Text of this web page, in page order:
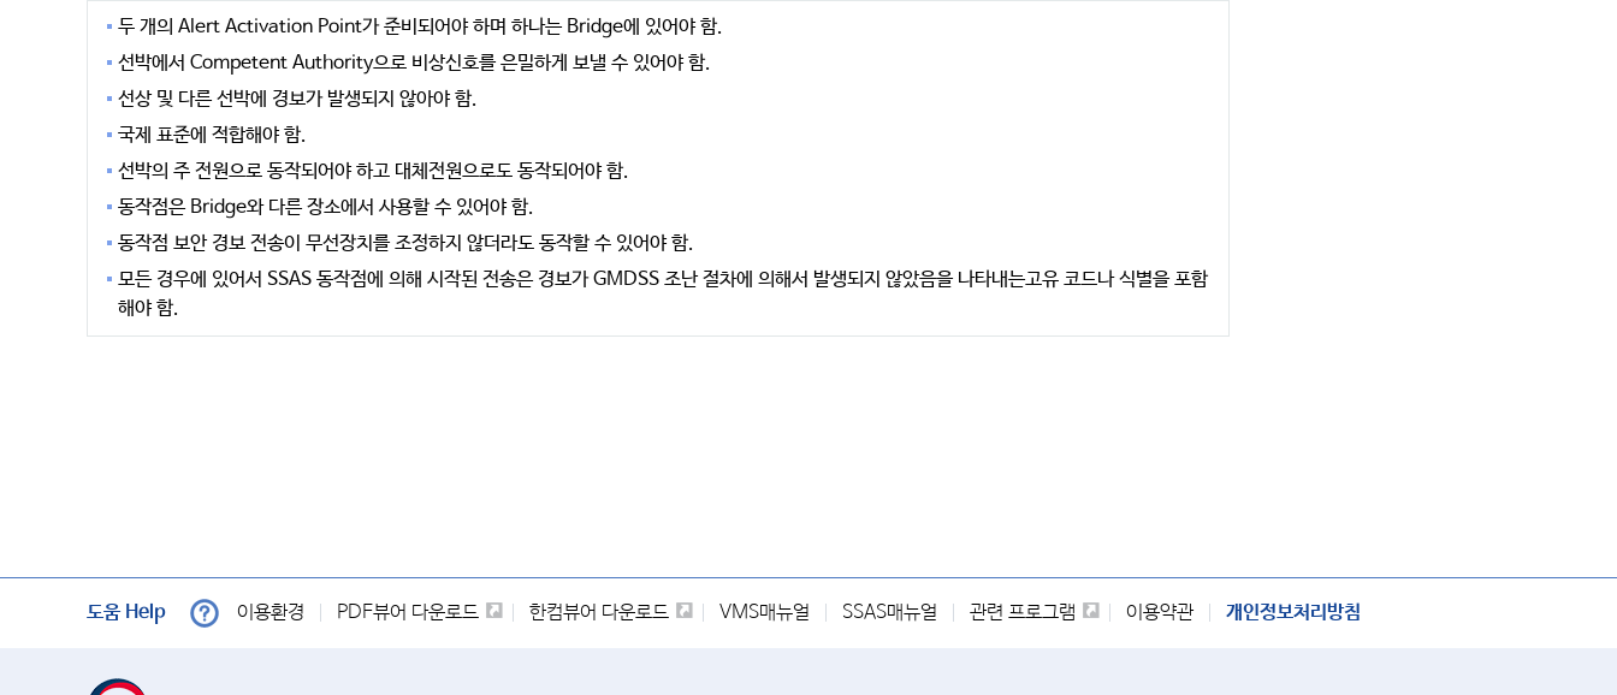
두 개의 Alert Activation Point가 준비되어야 하며 하나는 Bridge에 있어야 함.
선박에서 Competent Authority으로 비상신호를 은밀하게 보낼 수 있어야 함.
선상 및 다른 선박에 경보가 발생되지 않아야 함.
국제 표준에 적합해야 함.
선박의 주 전원으로 동작되어야 하고 대체전원으로도 동작되어야 함.
동작점은 Bridge와 다른 장소에서 사용할 수 있어야 함.
동작점 보안 경보 전송이 무선장치를 조정하지 않더라도 동작할 수 있어야 함.
모든 경우에 있어서 SSAS 동작점에 의해 시작된 전송은 경보가 GMDSS 조난 절차에 의해서 발생되지 않았음을 나타내는고유 코드나 식별을 포함
해야 함.
도움 Help 이용환경 PDF뷰어 다운로드 한컴뷰어 다운로드 VMS매뉴얼 SSAS매뉴얼 관련 프로그램 이용약관 개인정보처리방침